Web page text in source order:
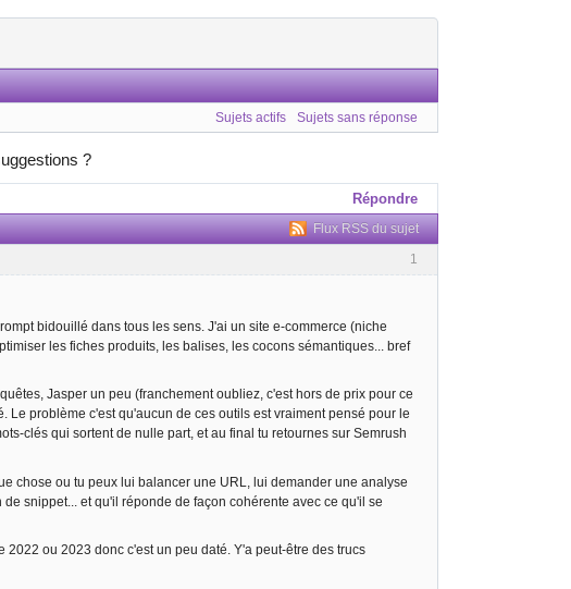
Sujets actifs Sujets sans réponse
?
Répondre
Flux RSS du sujet
1
bidouillé dans tous les sens. J'ai un site e-commerce (niche
les fiches produits, les balises, les cocons sémantiques... bref
Jasper un peu (franchement oubliez, c'est hors de prix pour ce
problème c'est qu'aucun de ces outils est vraiment pensé pour le
clés qui sortent de nulle part, et au final tu retournes sur Semrush
chose ou tu peux lui balancer une URL, lui demander une analyse
snippet... et qu'il réponde de façon cohérente avec ce qu'il se
2022 ou 2023 donc c'est un peu daté. Y'a peut-être des trucs